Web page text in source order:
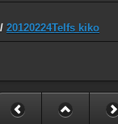
/ 20120224Telfs kiko